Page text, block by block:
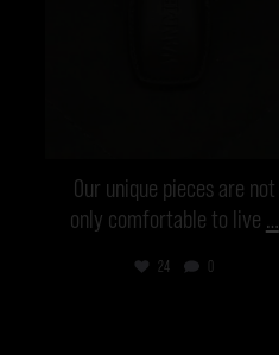
Our unique pieces are not
only comfortable to live …
24 0